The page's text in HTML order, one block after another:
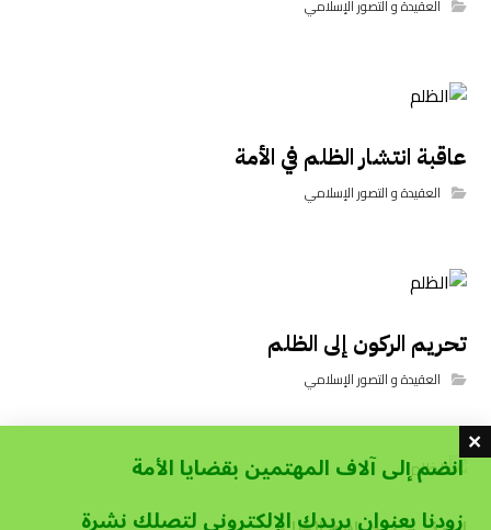
العقيدة و التصور الإسلامي
عاقبة انتشار الظلم في الأمة
العقيدة و التصور الإسلامي
تحريم الركون إلى الظلم
العقيدة و التصور الإسلامي
انضم إلى آلاف المهتمين بقضايا الأمة
زودنا بعنوان بريدك الإلكتروني لتصلك نشرة